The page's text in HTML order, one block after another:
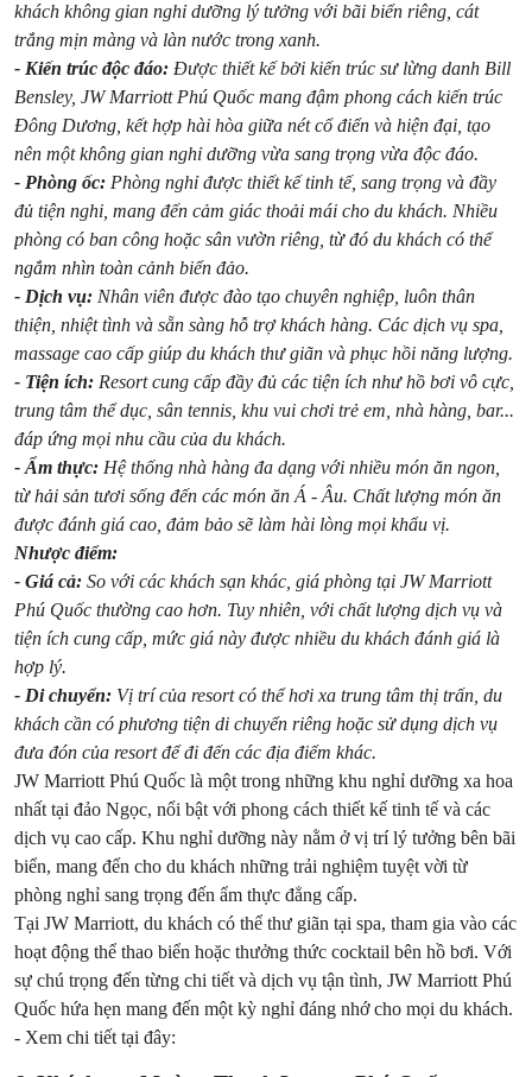
khách không gian nghỉ dưỡng lý tưởng với bãi biển riêng, cát
trắng mịn màng và làn nước trong xanh.
- Kiến trúc độc đáo: Được thiết kế bởi kiến trúc sư lừng danh Bill
Bensley, JW Marriott Phú Quốc mang đậm phong cách kiến trúc
Đông Dương, kết hợp hài hòa giữa nét cổ điển và hiện đại, tạo
nên một không gian nghỉ dưỡng vừa sang trọng vừa độc đáo.
- Phòng ốc: Phòng nghỉ được thiết kế tinh tế, sang trọng và đầy
đủ tiện nghi, mang đến cảm giác thoải mái cho du khách. Nhiều
phòng có ban công hoặc sân vườn riêng, từ đó du khách có thể
ngắm nhìn toàn cảnh biển đảo.
- Dịch vụ: Nhân viên được đào tạo chuyên nghiệp, luôn thân
thiện, nhiệt tình và sẵn sàng hỗ trợ khách hàng. Các dịch vụ spa,
massage cao cấp giúp du khách thư giãn và phục hồi năng lượng.
- Tiện ích: Resort cung cấp đầy đủ các tiện ích như hồ bơi vô cực,
trung tâm thể dục, sân tennis, khu vui chơi trẻ em, nhà hàng, bar...
đáp ứng mọi nhu cầu của du khách.
- Ẩm thực: Hệ thống nhà hàng đa dạng với nhiều món ăn ngon,
từ hải sản tươi sống đến các món ăn Á - Âu. Chất lượng món ăn
được đánh giá cao, đảm bảo sẽ làm hài lòng mọi khẩu vị.
Nhược điểm:
- Giá cả: So với các khách sạn khác, giá phòng tại JW Marriott
Phú Quốc thường cao hơn. Tuy nhiên, với chất lượng dịch vụ và
tiện ích cung cấp, mức giá này được nhiều du khách đánh giá là
hợp lý.
- Di chuyển: Vị trí của resort có thể hơi xa trung tâm thị trấn, du
khách cần có phương tiện di chuyển riêng hoặc sử dụng dịch vụ
đưa đón của resort để đi đến các địa điểm khác.
JW Marriott Phú Quốc là một trong những khu nghỉ dưỡng xa hoa
nhất tại đảo Ngọc, nổi bật với phong cách thiết kế tinh tế và các
dịch vụ cao cấp. Khu nghỉ dưỡng này nằm ở vị trí lý tưởng bên bãi
biển, mang đến cho du khách những trải nghiệm tuyệt vời từ
phòng nghỉ sang trọng đến ẩm thực đẳng cấp.
Tại JW Marriott, du khách có thể thư giãn tại spa, tham gia vào các
hoạt động thể thao biển hoặc thưởng thức cocktail bên hồ bơi. Với
sự chú trọng đến từng chi tiết và dịch vụ tận tình, JW Marriott Phú
Quốc hứa hẹn mang đến một kỳ nghỉ đáng nhớ cho mọi du khách.
- Xem chi tiết tại đây: